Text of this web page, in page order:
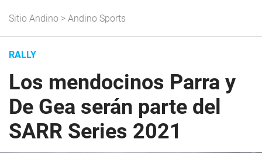
Sitio Andino > Andino Sports
RALLY
Los mendocinos Parra y
De Gea serán parte del
SARR Series 2021